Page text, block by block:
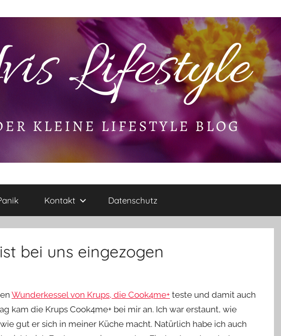
Kontakt Datenschutz
bei uns eingezogen
Wunderkessel von Krups, die Cook4me+ teste und damit auch
kam die Krups Cook4me+ bei mir an. Ich war erstaunt, wie
gut er sich in meiner Küche macht. Natürlich habe ich auch